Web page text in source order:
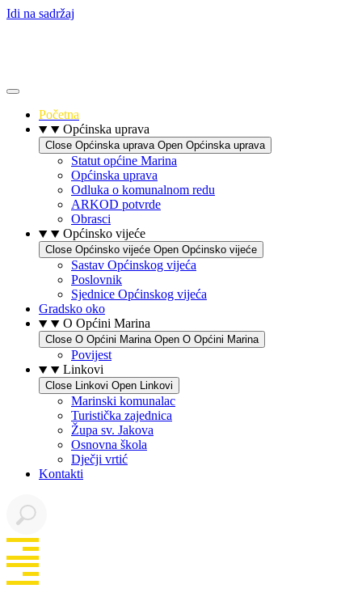
Idi na sadržaj
Početna
Općinska uprava
Close Općinska uprava Open Općinska uprava
Statut općine Marina
Općinska uprava
Odluka o komunalnom redu
ARKOD potvrde
Obrasci
Općinsko vijeće
Close Općinsko vijeće Open Općinsko vijeće
Sastav Općinskog vijeća
Poslovnik
Sjednice Općinskog vijeća
Gradsko oko
O Općini Marina
Close O Općini Marina Open O Općini Marina
Povijest
Linkovi
Close Linkovi Open Linkovi
Marinski komunalac
Turistička zajednica
Župa sv. Jakova
Osnovna škola
Dječji vrtić
Kontakti